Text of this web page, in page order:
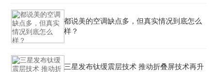
都说美的空调缺点多，但真实情况到底怎么
样？
三星发布钛缓震层技术 推动折叠屏技术再升